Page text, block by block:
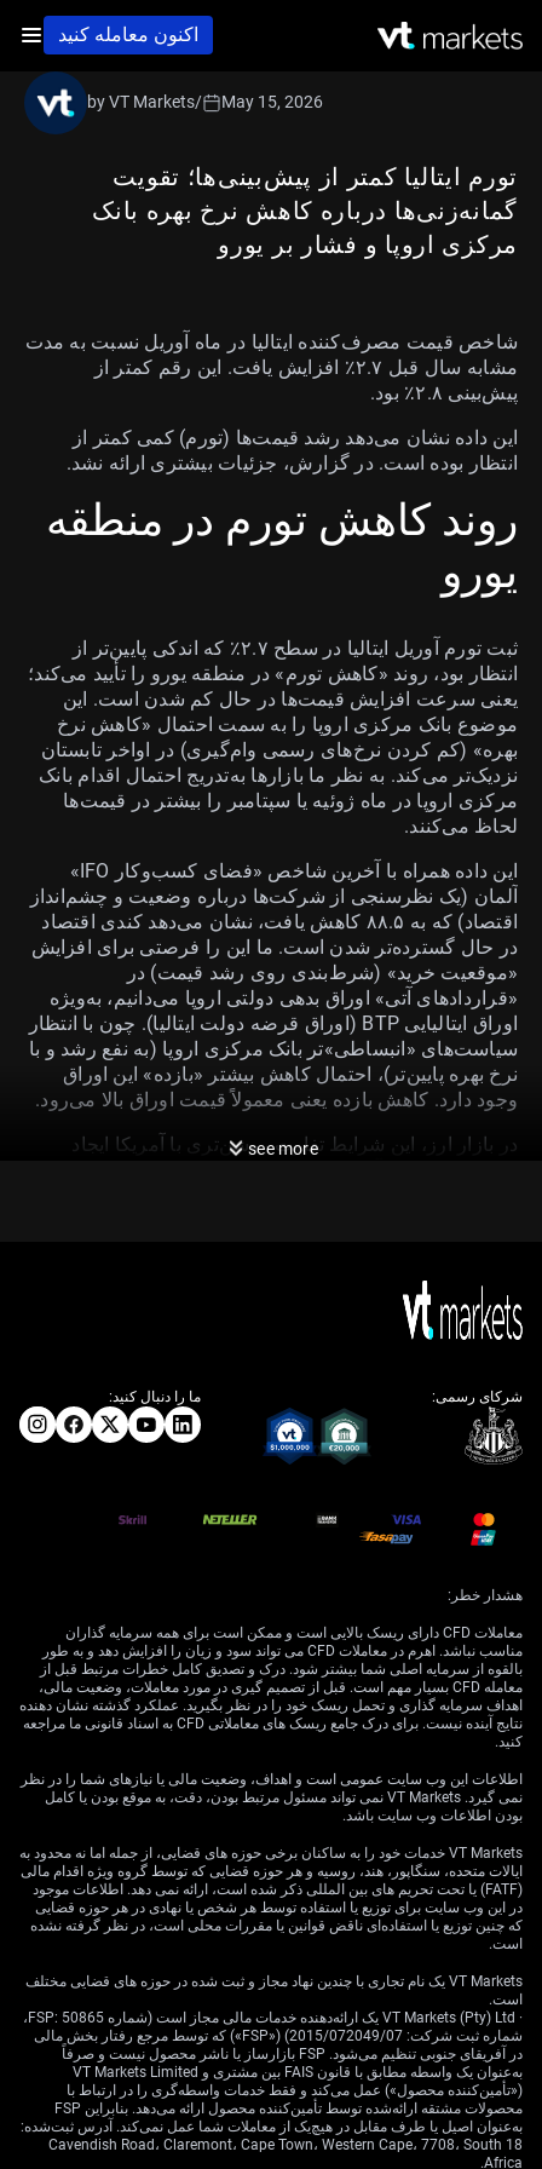
اکنون معامله کنید
تورم ایتالیا کمتر از پیش‌بینی‌ها؛ تقویت
گمانه‌زنی‌ها درباره کاهش نرخ بهره بانک
مرکزی اروپا و فشار بر یورو
by VT Markets/ May 15, 2026
شاخص قیمت مصرف‌کننده ایتالیا در ماه آوریل نسبت به مدت
مشابه سال قبل ۲.۷٪ افزایش یافت. این رقم کمتر از
پیش‌بینی ۲.۸٪ بود.
این داده نشان می‌دهد رشد قیمت‌ها (تورم) کمی کمتر از
انتظار بوده است. در گزارش، جزئیات بیشتری ارائه نشد.
روند کاهش تورم در منطقه
یورو
ثبت تورم آوریل ایتالیا در سطح ۲.۷٪ که اندکی پایین‌تر از
انتظار بود، روند «کاهش تورم» در منطقه یورو را تأیید می‌کند؛
یعنی سرعت افزایش قیمت‌ها در حال کم شدن است. این
موضوع بانک مرکزی اروپا را به سمت احتمال «کاهش نرخ
بهره» (کم کردن نرخ‌های رسمی وام‌گیری) در اواخر تابستان
نزدیک‌تر می‌کند. به نظر ما بازارها به‌تدریج احتمال اقدام بانک
مرکزی اروپا در ماه ژوئیه یا سپتامبر را بیشتر در قیمت‌ها
لحاظ می‌کنند.
این داده همراه با آخرین شاخص «فضای کسب‌وکار IFO»
آلمان (یک نظرسنجی از شرکت‌ها درباره وضعیت و چشم‌انداز
اقتصاد) که به ۸۸.۵ کاهش یافت، نشان می‌دهد کندی اقتصاد
در حال گسترده‌تر شدن است. ما این را فرصتی برای افزایش
«موقعیت خرید» (شرط‌بندی روی رشد قیمت) در
«قراردادهای آتی» اوراق بدهی دولتی اروپا می‌دانیم، به‌ویژه
اوراق ایتالیایی BTP (اوراق قرضه دولت ایتالیا). چون با انتظار
سیاست‌های «انبساطی»تر بانک مرکزی اروپا (به نفع رشد و با
نرخ بهره پایین‌تر)، احتمال کاهش بیشتر «بازده» این اوراق
وجود دارد. کاهش بازده یعنی معمولاً قیمت اوراق بالا می‌رود.
در بازار ارز، این شرایط تفاوت روشن‌تری با آمریکا ایجاد
حمایتی ۱.۰۵ قرار می‌دهیم؛ سطحی که در سه‌ماهه چهارم
پیامدها برای بازار سهام
بهره معمولاً خبر مثبتی است، اما دلیل آن می‌تواند کند شدن
می‌دهد) روی بخش‌هایی که به نرخ بهره حساس‌اند، مثل
شرکت‌های خدمات عمومی (Utilities)، می‌تواند نسبت به
خرید کلی شاخص، بازده بهتری در برابر ریسک داشته باشد؛
به‌خصوص چون این گروه‌ها از زمان شروع چرخه افزایش نرخ
بهره در سال ۲۰۲۳ عملکرد ضعیف‌تری داشته‌اند.
see more
ما را دنبال کنید: شرکای رسمی:
هشدار خطر:
معاملات CFD دارای ریسک بالایی است و ممکن است برای همه سرمایه گذاران
مناسب نباشد. اهرم در معاملات CFD می تواند سود و زیان را افزایش دهد و به طور
بالقوه از سرمایه اصلی شما بیشتر شود. درک و تصدیق کامل خطرات مرتبط قبل از
معامله CFD بسیار مهم است. قبل از تصمیم گیری در مورد معاملات، وضعیت مالی،
اهداف سرمایه گذاری و تحمل ریسک خود را در نظر بگیرید. عملکرد گذشته نشان دهنده
نتایج آینده نیست. برای درک جامع ریسک های معاملاتی CFD به اسناد قانونی ما مراجعه
کنید.
اطلاعات این وب سایت عمومی است و اهداف، وضعیت مالی یا نیازهای شما را در نظر
نمی گیرد. VT Markets نمی تواند مسئول مرتبط بودن، دقت، به موقع بودن یا کامل
بودن اطلاعات وب سایت باشد.
VT Markets خدمات خود را به ساکنان برخی حوزه های قضایی، از جمله اما نه محدود به
ایالات متحده، سنگاپور، هند، روسیه و هر حوزه قضایی که توسط گروه ویژه اقدام مالی
(FATF) یا تحت تحریم های بین المللی ذکر شده است، ارائه نمی دهد. اطلاعات موجود
در این وب سایت برای توزیع یا استفاده توسط هر شخص یا نهادی در هر حوزه قضایی
که چنین توزیع یا استفاده‌ای ناقض قوانین یا مقررات محلی است، در نظر گرفته نشده
است.
VT Markets یک نام تجاری با چندین نهاد مجاز و ثبت شده در حوزه های قضایی مختلف
است.
· VT Markets (Pty) Ltd یک ارائه‌دهنده خدمات مالی مجاز است (شماره FSP: 50865،
شماره ثبت شرکت: 2015/072049/07) («FSP») که توسط مرجع رفتار بخش مالی
در آفریقای جنوبی تنظیم می‌شود. FSP بازارساز یا ناشر محصول نیست و صرفاً
به‌عنوان یک واسطه مطابق با قانون FAIS بین مشتری و VT Markets Limited
(«تأمین‌کننده محصول») عمل می‌کند و فقط خدمات واسطه‌گری را در ارتباط با
محصولات مشتقه ارائه‌شده توسط تأمین‌کننده محصول ارائه می‌دهد. بنابراین FSP
به‌عنوان اصیل یا طرف مقابل در هیچ‌یک از معاملات شما عمل نمی‌کند. آدرس ثبت‌شده:
18 Cavendish Road، Claremont، Cape Town، Western Cape، 7708، South
Africa.